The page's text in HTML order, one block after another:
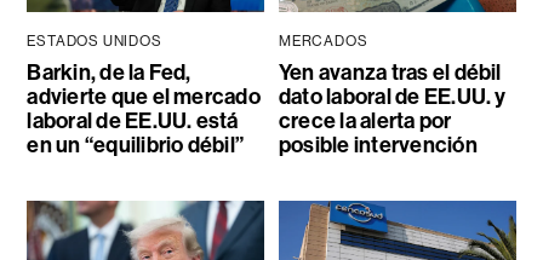
ESTADOS UNIDOS
Barkin, de la Fed,
advierte que el mercado
laboral de EE.UU. está
en un “equilibrio débil”
MERCADOS
Yen avanza tras el débil
dato laboral de EE.UU. y
crece la alerta por
posible intervención